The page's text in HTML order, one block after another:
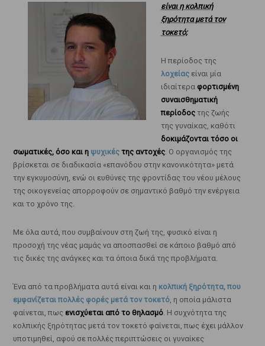
είναι η κολπική
ξηρότητα μετά τον
τοκετό;
Η περίοδος της
λοχείας είναι μία
ιδιαίτερα φορτισμένη
συναισθηματική
περίοδοςτης ζωής
της γυναίκας, καθότι
δοκιμάζονται τόσο οι
σωματικές, όσο και η ψυχικές της αντοχές. Ο οργανισμός της
βρίσκεται σε διαδικασία «επανόδου στην κανονικότητα» μετά
την εγκυμοσύνη, ενώ οι ευθύνες της φροντίδας του νέου μέλους
της οικογενείας απορροφούν σε σημαντικό βαθμό την ενέργεια
και το χρόνο της.
Με όλα αυτά, που συμβαίνουν στη ζωή της, φυσικό είναι η
προσοχή της νέας μαμάς να αποσπασθεί σε κάποιο βαθμό από
τις δικές της ανάγκες και τα όποια δικά της προβλήματα.
Ένα από τα προβλήματα αυτά είναι και η κολπική ξηρότητα, που
εμφανίζεται πολλές φορές μετά τον τοκετό, η οποία μάλιστα
φαίνεται, πως ενισχύεται από το θηλασμό. Η συχνότητα της
κολπικής ξηρότητας μετά τον τοκετό φαίνεται, πως έχει μάλλον
υποτιμηθεί, αφού σε πολλές περιπτώσεις οι γυναίκες